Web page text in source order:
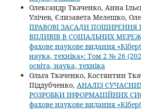
Олександр Ткаченко, Анна
Улічев, Єлизавета Мелешко,
ПРАВОВІ ЗАСАДИ ПОШИРЕННЯ
ВПЛИВІВ В СОЦІАЛЬНИХ
фахове наукове видання
наука, техніка»: Том 2 № 26
освіта, наука, техніка
Ольга Ткаченко, Костянтин
Піддубченкo, АНАЛІЗ
РОЗРОБКИ ІНФОРМАЦІЙНИХ
фахове наукове видання